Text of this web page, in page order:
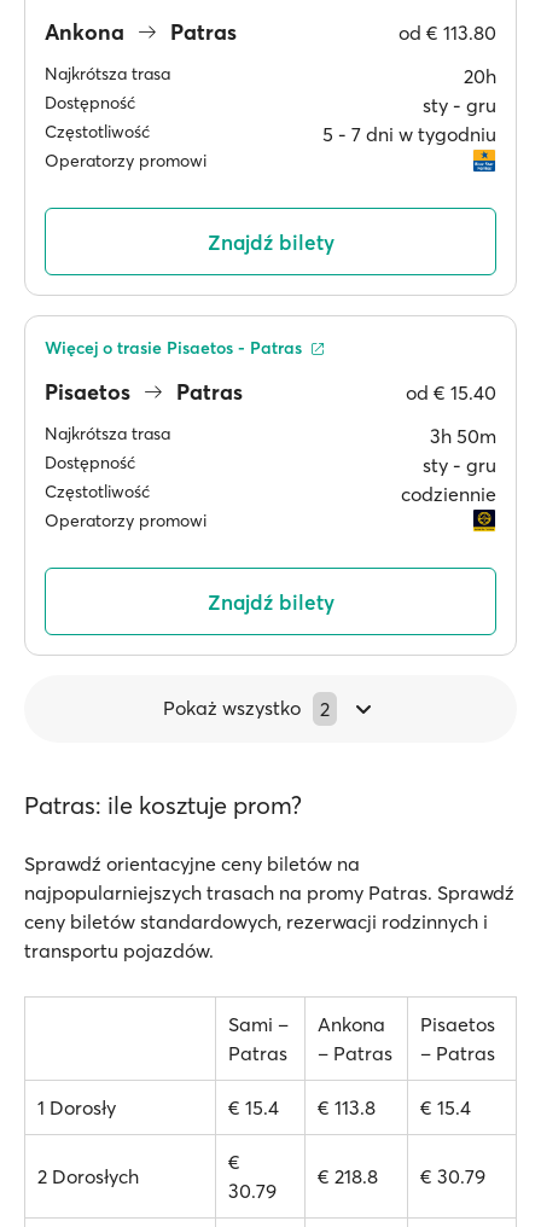
Ankona Patras od € 113.80
Najkrótsza trasa 20h
Dostępność sty ‐ gru
Częstotliwość 5 ‐ 7 dni w tygodniu
Operatorzy promowi
Znajdź bilety
Pisaetos Patras od € 15.40
Najkrótsza trasa 3h 50m
Dostępność sty ‐ gru
Częstotliwość codziennie
Operatorzy promowi
Więcej o trasie Pisaetos - Patras
Znajdź bilety
Pokaż wszystko 2
Patras: ile kosztuje prom?
Sprawdź orientacyjne ceny biletów na
najpopularniejszych trasach na promy Patras. Sprawdź
ceny biletów standardowych, rezerwacji rodzinnych i
transportu pojazdów.
Sami –
Patras
Ankona
– Patras
Pisaetos
– Patras
1 Dorosły € 15.4 € 113.8 € 15.4
2 Dorosłych
€
30.79
€ 218.8 € 30.79